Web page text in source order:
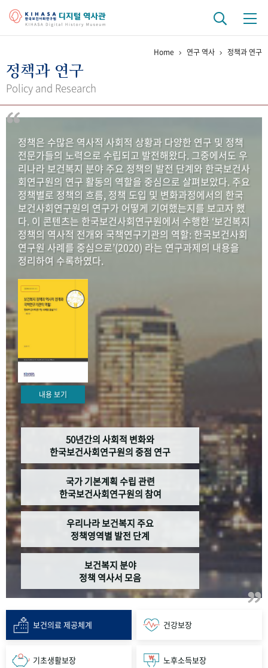
걸어온 길 기관 변천사
연구 역사
정책과 연구 키워드로 보는 연구 역사
연구자들
간행물 변천사
기록물 아카이브
사진 아카이브 문서 기록물 행정박물 영상 기록물
50+1주년 기념
성과 50선 숫자로 보는 50년
세계와 함께 한 KIHASA
VR 역사관
Home 연구 역사 정책과 연구
정책과 연구
Policy and Research
정책은 수많은 역사적 사회적 상황과 다양한 연구 및 정책
전문가들의 노력으로 수립되고 발전해왔다. 그중에서도 우
리나라 보건복지 분야 주요 정책의 발전 단계와 한국보건사
회연구원의 연구 활동의 역할을 중심으로 살펴보았다. 주요
정책별로 정책의 흐름, 정책 도입 및 변화과정에서의 한국
보건사회연구원의 연구가 어떻게 기여했는지를 보고자 했
다. 이 콘텐츠는 한국보건사회연구원에서 수행한 ‘보건복지
정책의 역사적 전개와 국책연구기관의 역할: 한국보건사회
연구원 사례를 중심으로’(2020) 라는 연구과제의 내용을
정리하여 수록하였다.
내용 보기
50년간의 사회적 변화와
한국보건사회연구원의 중점 연구
국가 기본계획 수립 관련
한국보건사회연구원의 참여
우리나라 보건복지 주요
정책영역별 발전 단계
보건복지 분야
정책 역사서 모음
보건의료 제공체계 건강보장
기초생활보장 노후소득보장